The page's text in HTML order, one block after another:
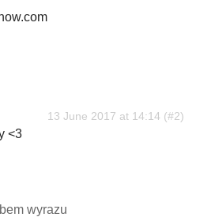
13 June 2017 at 14:14
<3
wyrazu